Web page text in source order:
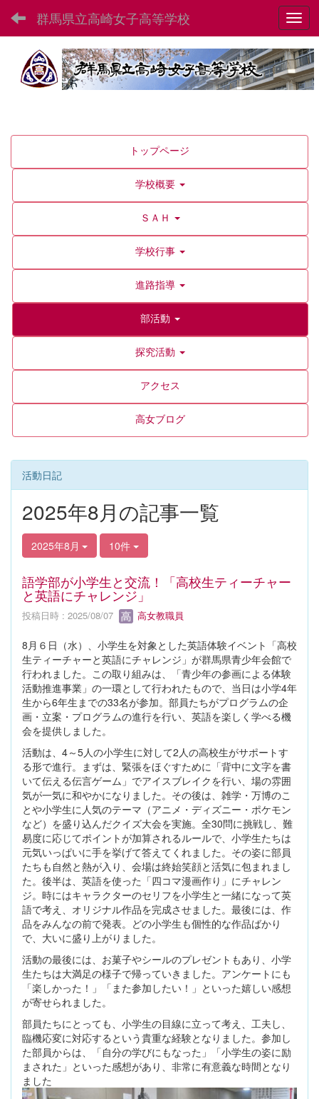
群馬県立高崎女子高等学校
トップページ
学校概要
ＳＡＨ
学校行事
進路指導
部活動
探究活動
アクセス
高女ブログ
活動日記
2025年8月の記事一覧
2025年8月 10件
語学部が小学生と交流！「高校生ティーチャー
と英語にチャレンジ」
投稿日時 : 2025/08/07 高女教職員
8月６日（水）、小学生を対象とした英語体験イベント「高校
生ティーチャーと英語にチャレンジ」が群馬県青少年会館で
行われました。この取り組みは、「青少年の参画による体験
活動推進事業」の一環として行われたもので、当日は小学4年
生から6年生までの33名が参加。部員たちがプログラムの企
画・立案・プログラムの進行を行い、英語を楽しく学べる機
会を提供しました。
活動は、4～5人の小学生に対して2人の高校生がサポートす
る形で進行。まずは、緊張をほぐすために「背中に文字を書
いて伝える伝言ゲーム」でアイスブレイクを行い、場の雰囲
気が一気に和やかになりました。その後は、雑学・万博のこ
とや小学生に人気のテーマ（アニメ・ディズニー・ポケモン
など）を盛り込んだクイズ大会を実施。全30問に挑戦し、難
易度に応じてポイントが加算されるルールで、小学生たちは
元気いっぱいに手を挙げて答えてくれました。その姿に部員
たちも自然と熱が入り、会場は終始笑顔と活気に包まれまし
た。後半は、英語を使った「四コマ漫画作り」にチャレン
ジ。時にはキャラクターのセリフを小学生と一緒になって英
語で考え、オリジナル作品を完成させました。最後には、作
品をみんなの前で発表。どの小学生も個性的な作品ばかり
で、大いに盛り上がりました。
活動の最後には、お菓子やシールのプレゼントもあり、小学
生たちは大満足の様子で帰っていきました。アンケートにも
「楽しかった！」「また参加したい！」といった嬉しい感想
が寄せられました。
部員たちにとっても、小学生の目線に立って考え、工夫し、
臨機応変に対応するという貴重な経験となりました。参加し
た部員からは、「自分の学びにもなった」「小学生の姿に励
まされた」といった感想があり、非常に有意義な時間となり
ました